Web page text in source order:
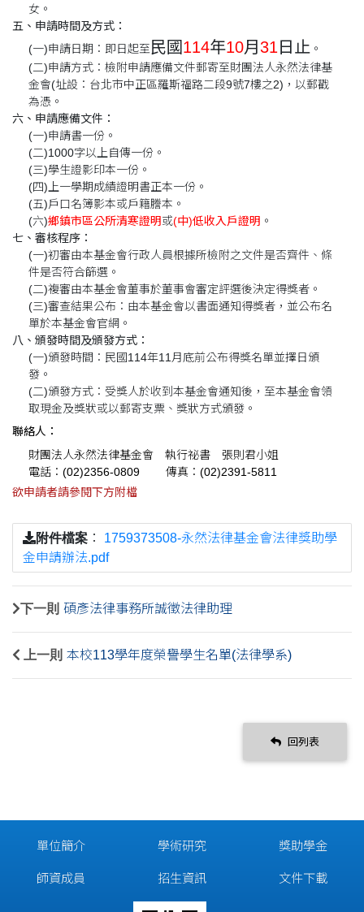
女。
五、申請時間及方式：
(一)申請日期：即日起至 民國114年10月 31 日止 。
(二)申請方式：檢附申請應備文件郵寄至財團法人永然法律基
金會(址設：台北市中正區羅斯福路二段9號7樓之2)，以郵戳
為憑。
六、申請應備文件：
(一)申請書一份。
(二)1000字以上自傳一份。
(三)學生證影印本一份。
(四)上一學期成績證明書正本一份。
(五)戶口名簿影本或戶籍謄本。
(六)鄉鎮市區公所清寒證明或(中)低收入戶證明 。
七、審核程序：
(一)初審由本基金會行政人員根據所檢附之文件是否齊件、條
件是否符合篩選。
(二)複審由本基金會董事於董事會審定評選後決定得獎者。
(三)審查結果公布：由本基金會以書面通知得獎者，並公布名
單於本基金會官網。
八、頒發時間及頒發方式：
(一)頒發時間：民國114年11月底前公布得獎名單並擇日頒
發。
(二)頒發方式：受獎人於收到本基金會通知後，至本基金會領
取現金及獎狀或以郵寄支票、獎狀方式頒發。
聯絡人：
財團法人永然法律基金會 執行祕書 張則君小姐
電話：(02)2356-0809 傳真：(02)2391-5811
欲申請者請參閱下方附檔
附件檔案 ： 1759373508-永然法律基金會法律獎助學
金申請辦法.pdf
下一則 碩彥法律事務所誠徵法律助理
上一則 本校113學年度榮譽學生名單(法律學系)
回列表
單位簡介
師資成員
學術研究
招生資訊
獎助學金
文件下載